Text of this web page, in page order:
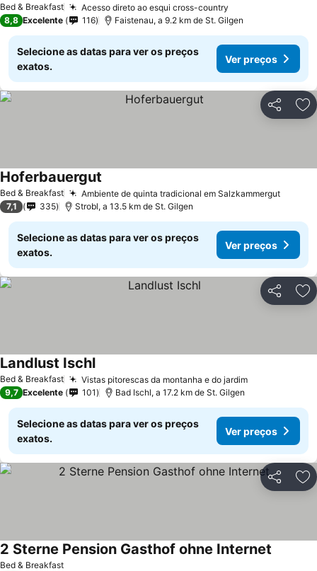
Bed & Breakfast Acesso direto ao esqui cross-country
8,8 Excelente 116 Faistenau, a 9.2 km de St. Gilgen
Selecione as datas para ver os preços
exatos.
Ver preços
Partilhar
Bed & Breakfast Ambiente de quinta tradicional em Salzkammergut
Hoferbauergut
7,1 335 Strobl, a 13.5 km de St. Gilgen
Selecione as datas para ver os preços
exatos.
Ver preços
Partilhar
Bed & Breakfast Vistas pitorescas da montanha e do jardim
Landlust Ischl
9,7 Excelente 101 Bad Ischl, a 17.2 km de St. Gilgen
Selecione as datas para ver os preços
exatos.
Ver preços
Partilhar
Bed & Breakfast
2 Sterne Pension Gasthof ohne Internet